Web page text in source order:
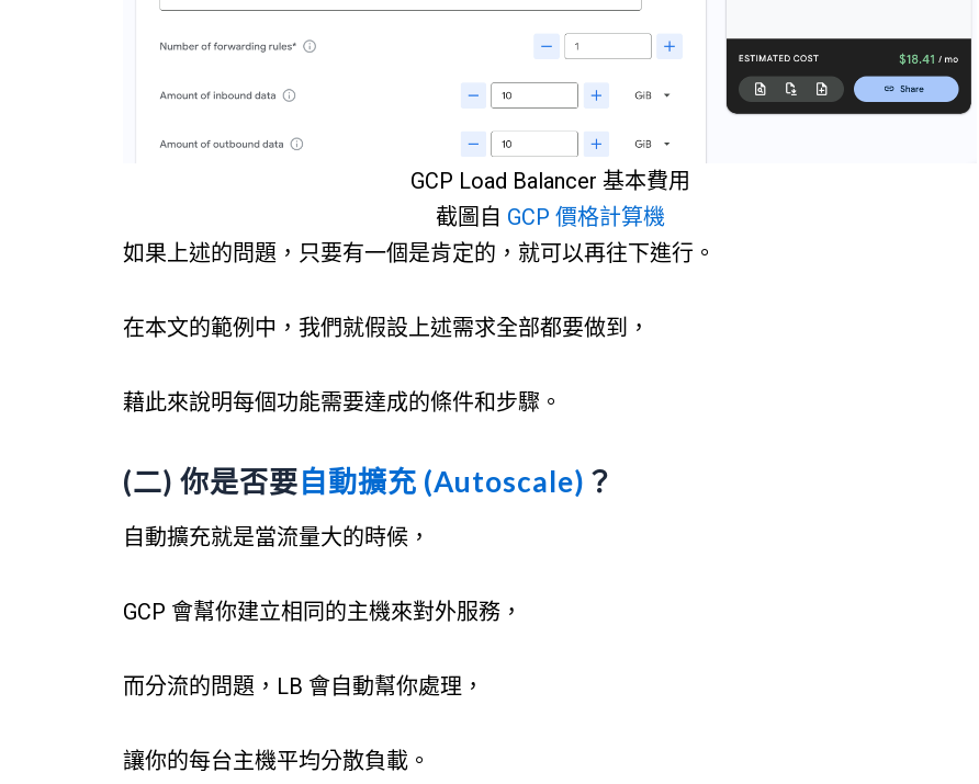
GCP Load Balancer 基本費用
截圖自 GCP 價格計算機
如果上述的問題，只要有一個是肯定的，就可以再往下進行。
在本文的範例中，我們就假設上述需求全部都要做到，
藉此來說明每個功能需要達成的條件和步驟。
(二) 你是否要自動擴充 (Autoscale) ？
自動擴充就是當流量大的時候，
GCP 會幫你建立相同的主機來對外服務，
而分流的問題，LB 會自動幫你處理，
讓你的每台主機平均分散負載。